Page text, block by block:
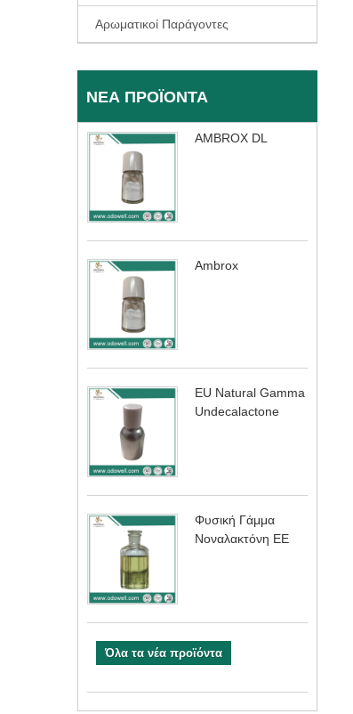
Αρωματικοί Παράγοντες
ΝΈΑ ΠΡΟΪΌΝΤΑ
AMBROX DL
Ambrox
EU Natural Gamma
Undecalactone
Φυσική Γάμμα
Νοναλακτόνη ΕΕ
Όλα τα νέα προϊόντα